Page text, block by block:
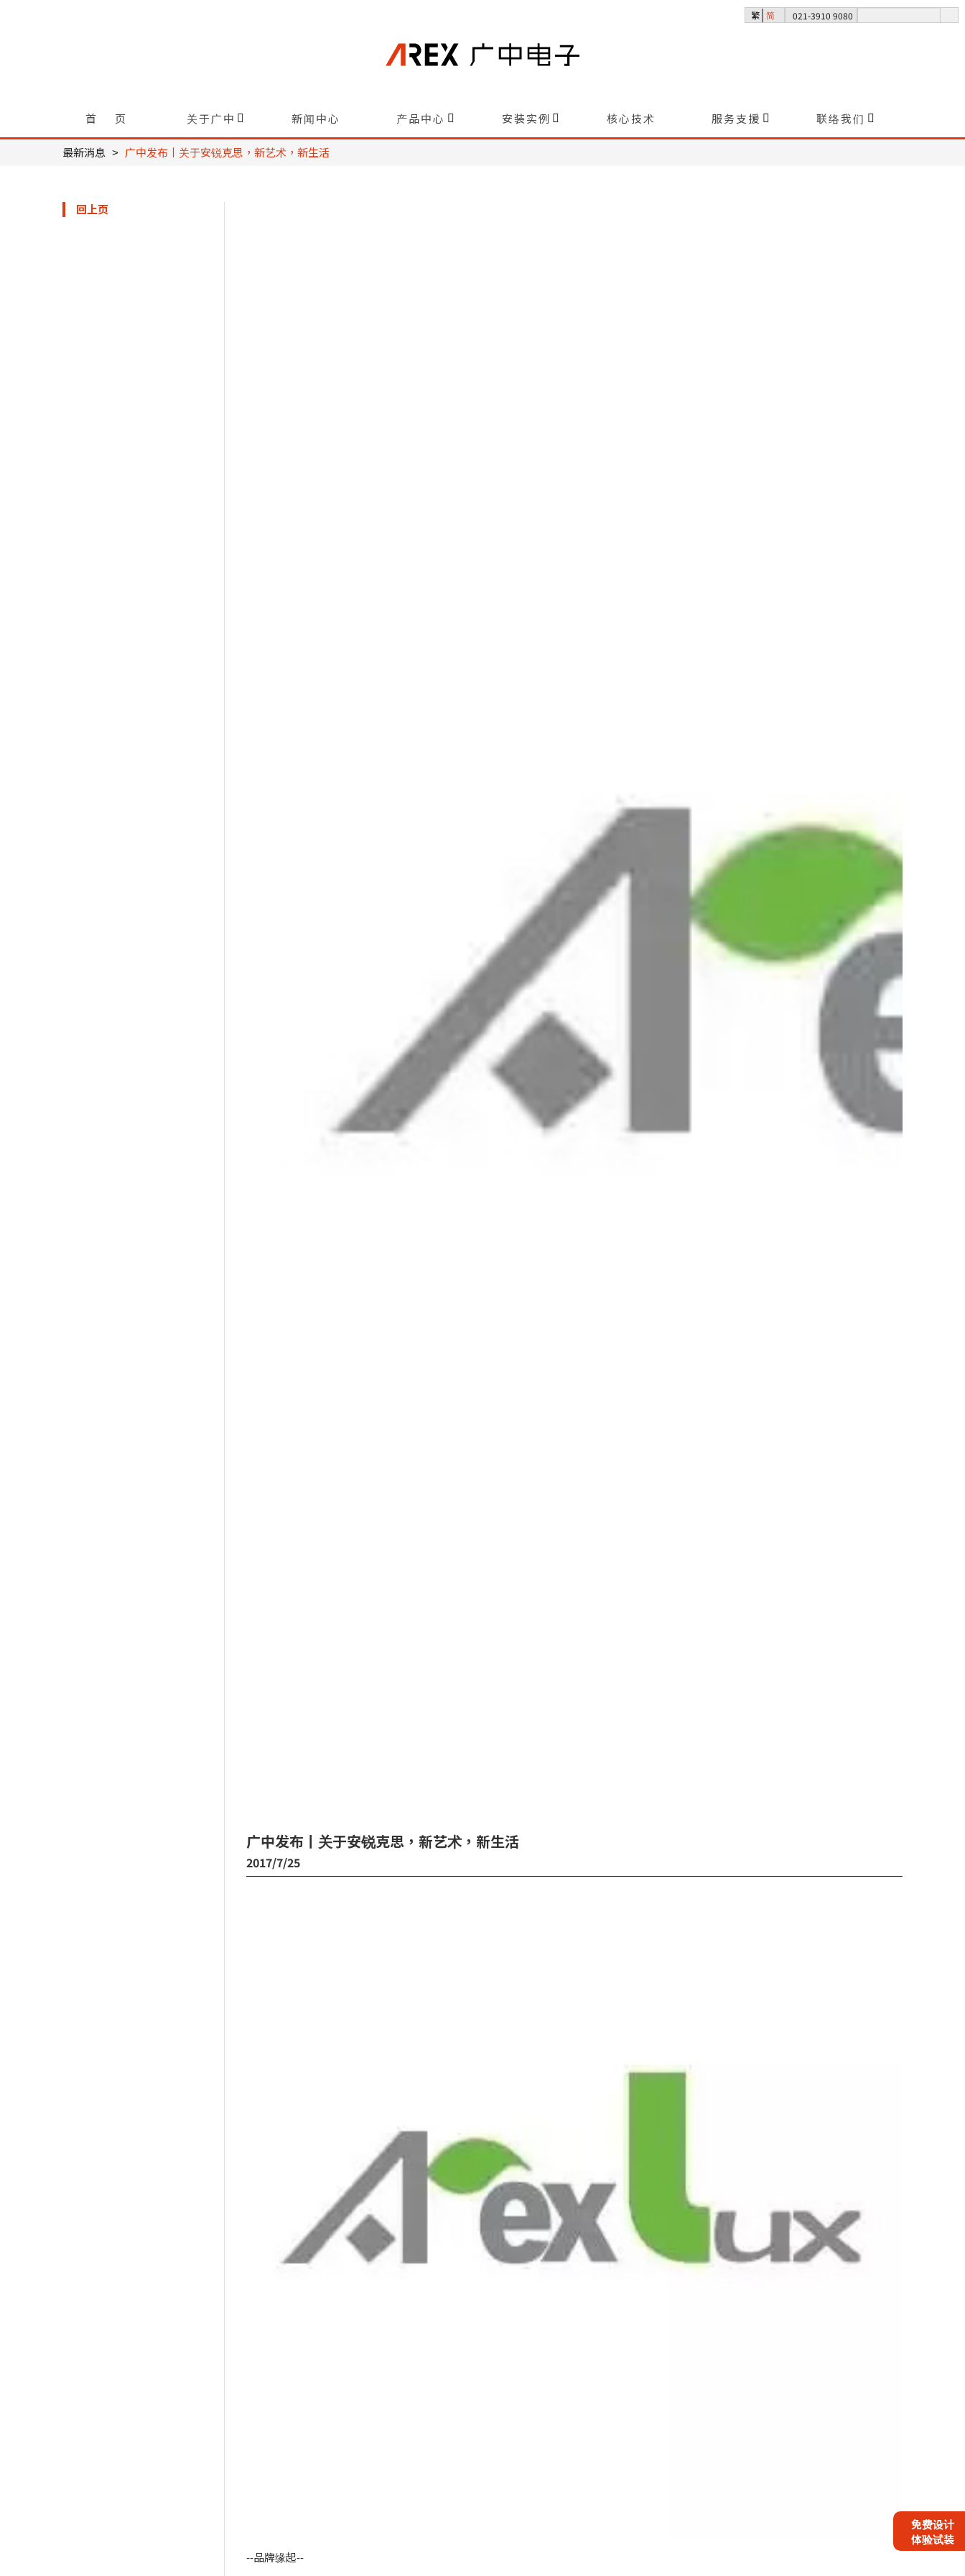
繁 简 021-3910 9080
首 页 关于广中 新闻中心 产品中心 安装实例 核心技术 服务支援 联络我们
最新消息 广中发布丨关于安锐克思，新艺术，新生活
回上页
广中发布丨关于安锐克思，新艺术，新生活
2017/7/25
--品牌缘起--
免费设计
体验试装